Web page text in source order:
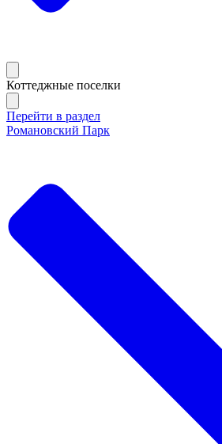
Коттеджные поселки
Перейти в раздел
Романовский Парк